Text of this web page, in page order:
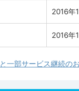
2016年
2016年
一部サービス継続の